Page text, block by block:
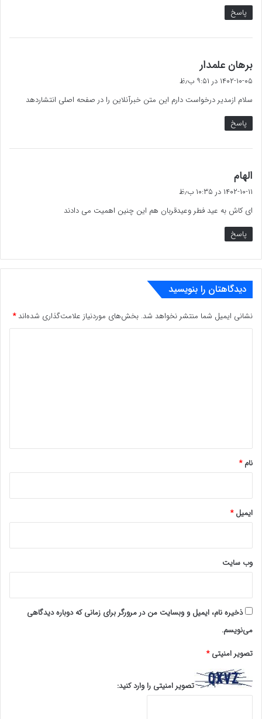
پاسخ
برهان علمدار
ف
:
۱۴۰۲-۱۰-۰۵ در ۹:۵۱ ب٫ظ
سلام ازمدیر درخواست دارم این متن خبرآنلاین را در صفحه اصلی انتشاردهد
پاسخ
الهام
:
۱۴۰۲-۱۰-۱۱ در ۱۰:۳۵ ب٫ظ
ای کاش به عید فطر وعیدقربان هم این چنین اهمیت می دادند
پاسخ
دیدگاهتان را بنویسید
نشانی ایمیل شما منتشر نخواهد شد. بخش‌های موردنیاز علامت‌گذاری شده‌اند*
نام*
ایمیل*
وب‌ سایت
ذخیره نام، ایمیل و وبسایت من در مرورگر برای زمانی که دوباره دیدگاهی
می‌نویسم.
تصویر امنیتی*
تصویر امنیتی را وارد کنید: